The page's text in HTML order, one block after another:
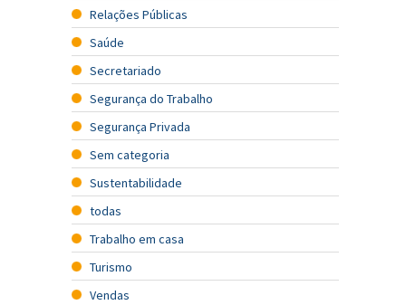
Relações Públicas
Saúde
Secretariado
Segurança do Trabalho
Segurança Privada
Sem categoria
Sustentabilidade
todas
Trabalho em casa
Turismo
Vendas